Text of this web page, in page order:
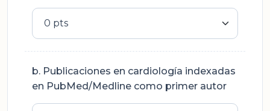
b. Publicaciones en cardiología indexadas
en PubMed/Medline como primer autor